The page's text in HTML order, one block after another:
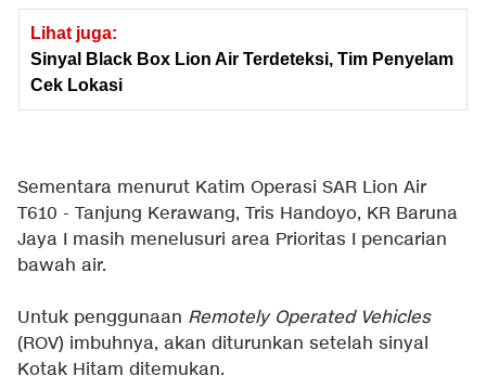
Lihat juga:
Sinyal Black Box Lion Air Terdeteksi, Tim Penyelam
Cek Lokasi
Sementara menurut Katim Operasi SAR Lion Air
T610 - Tanjung Kerawang, Tris Handoyo, KR Baruna
Jaya I masih menelusuri area Prioritas I pencarian
bawah air.
Untuk penggunaan Remotely Operated Vehicles
(ROV) imbuhnya, akan diturunkan setelah sinyal
Kotak Hitam ditemukan.